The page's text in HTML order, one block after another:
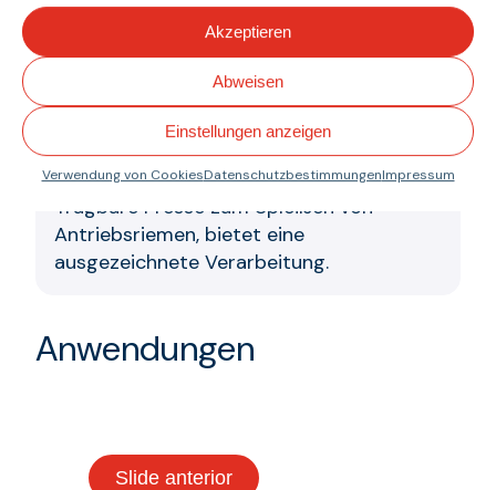
Akzeptieren
Abweisen
Einstellungen anzeigen
Verwendung von CookiesDatenschutzbestimmungenImpressum
LPCE 300 Presse für Antriebsriemen
(PDF ES )
Tragbare Presse zum Spleißen von
Antriebsriemen, bietet eine
ausgezeichnete Verarbeitung.
Anwendungen
Slide anterior